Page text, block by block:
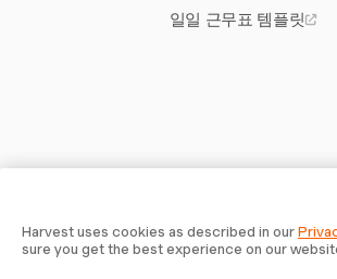
일일 근무표 템플릿
당신의 시간은 기록할
습니다 — 지금 시작
Harvest uses cookies as described in our
sure you get the best experience on our